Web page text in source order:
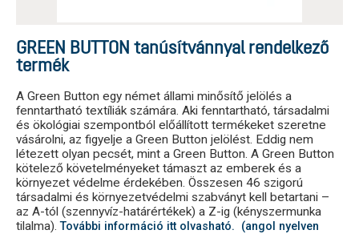
GREEN BUTTON tanúsítvánnyal rendelkező
termék
A Green Button egy német állami minősítő jelölés a
fenntartható textíliák számára. Aki fenntartható, társadalmi
és ökológiai szempontból előállított termékeket szeretne
vásárolni, az figyelje a Green Button jelölést. Eddig nem
létezett olyan pecsét, mint a Green Button. A Green Button
kötelező követelményeket támaszt az emberek és a
környezet védelme érdekében. Összesen 46 szigorú
társadalmi és környezetvédelmi szabványt kell betartani –
az A-tól (szennyvíz-határértékek) a Z-ig (kényszermunka
tilalma).További információ itt olvasható. (angol nyelven